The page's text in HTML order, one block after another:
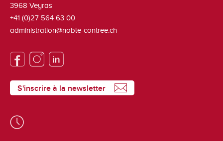
3968 Veyras
+41 (0)27 564 63 00
administration@noble-contree.ch
S'inscrire à la newsletter